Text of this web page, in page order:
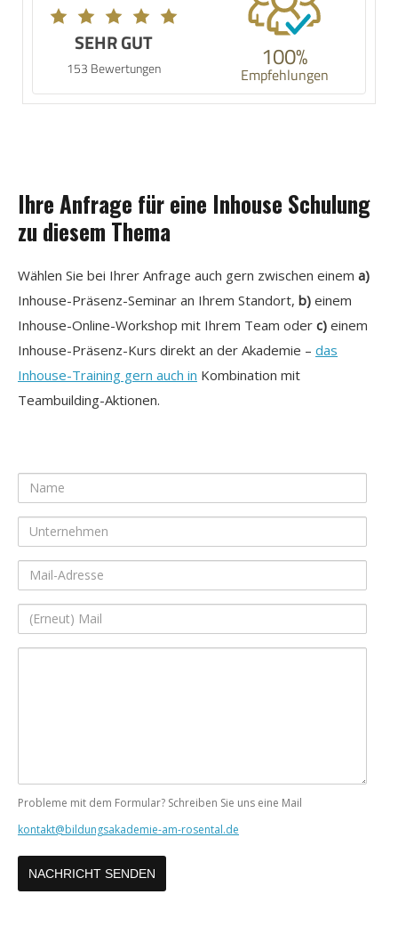
SEHR GUT
153 Bewertungen 100%
Empfehlungen
Ihre Anfrage für eine Inhouse Schulung
zu diesem Thema
Wählen Sie bei Ihrer Anfrage auch gern zwischen einem a)
Inhouse-Präsenz-Seminar an Ihrem Standort, b) einem
Inhouse-Online-Workshop mit Ihrem Team oder c) einem
Inhouse-Präsenz-Kurs direkt an der Akademie – das
Inhouse-Training gern auch in Kombination mit
Teambuilding-Aktionen.
Name
Unternehmen
Mail-
Adresse
(Erneut)
Mail
Probleme mit dem Formular? Schreiben Sie uns eine Mail
kontakt@bildungsakademie-am-rosental.de